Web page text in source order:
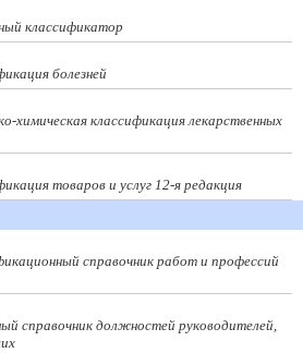
классификатор
болезней
химическая классификация лекарственных
товаров и услуг 12-я редакция
справочник работ и профессий
справочник должностей руководителей,